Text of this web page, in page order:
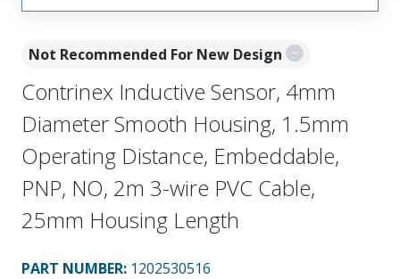
Not Recommended For New Design
Contrinex Inductive Sensor, 4mm
Diameter Smooth Housing, 1.5mm
Operating Distance, Embeddable,
PNP, NO, 2m 3-wire PVC Cable,
25mm Housing Length
PART NUMBER: 1202530516